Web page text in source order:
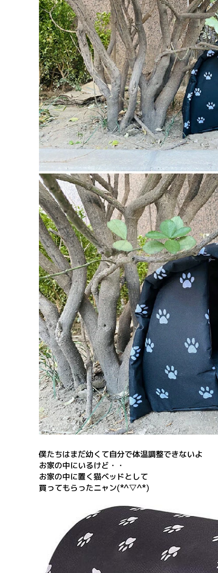
僕たちはまだ幼くて自分で体温調整できないよ
お家の中にいるけど・・
お家の中に置く猫ベッドとして
買ってもらったニャン(*^▽^*)